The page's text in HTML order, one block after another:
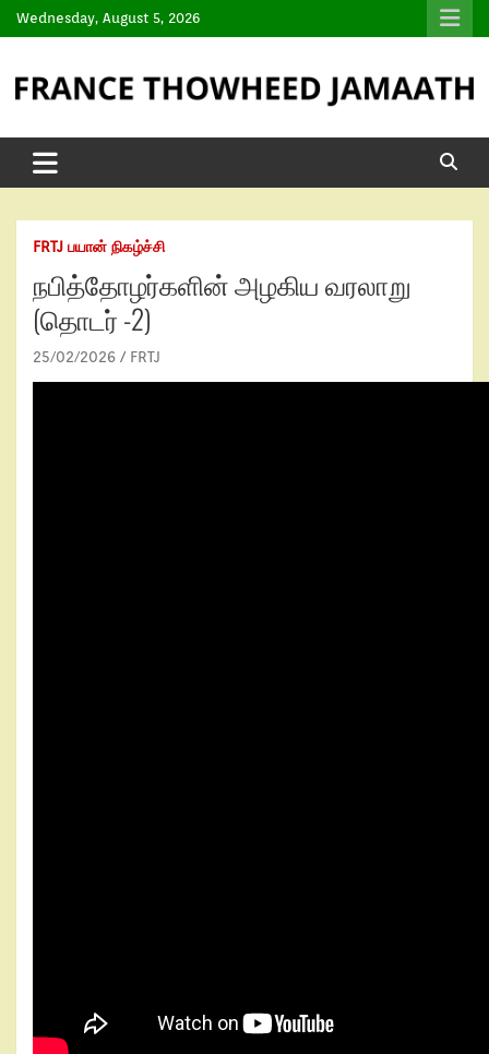
Wednesday, August 5, 2026
FRTJ பயான் நிகழ்ச்சி
நபித்தோழர்களின் அழகிய வரலாறு
(தொடர் -2)
25/02/2026 FRTJ